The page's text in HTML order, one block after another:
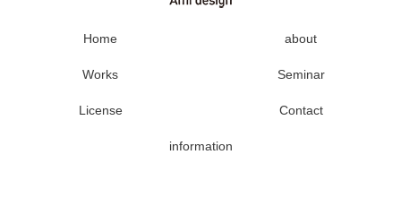
Home about
Works Seminar
License Contact
information